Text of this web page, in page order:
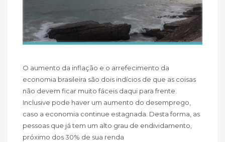
O aumento da inflação e o arrefecimento da
economia brasileira são dois indícios de que as coisas
não devem ficar muito fáceis daqui para frente.
Inclusive pode haver um aumento do desemprego,
caso a economia continue estagnada. Desta forma, as
pessoas que já tem um alto grau de endividamento,
próximo dos 30% de sua renda